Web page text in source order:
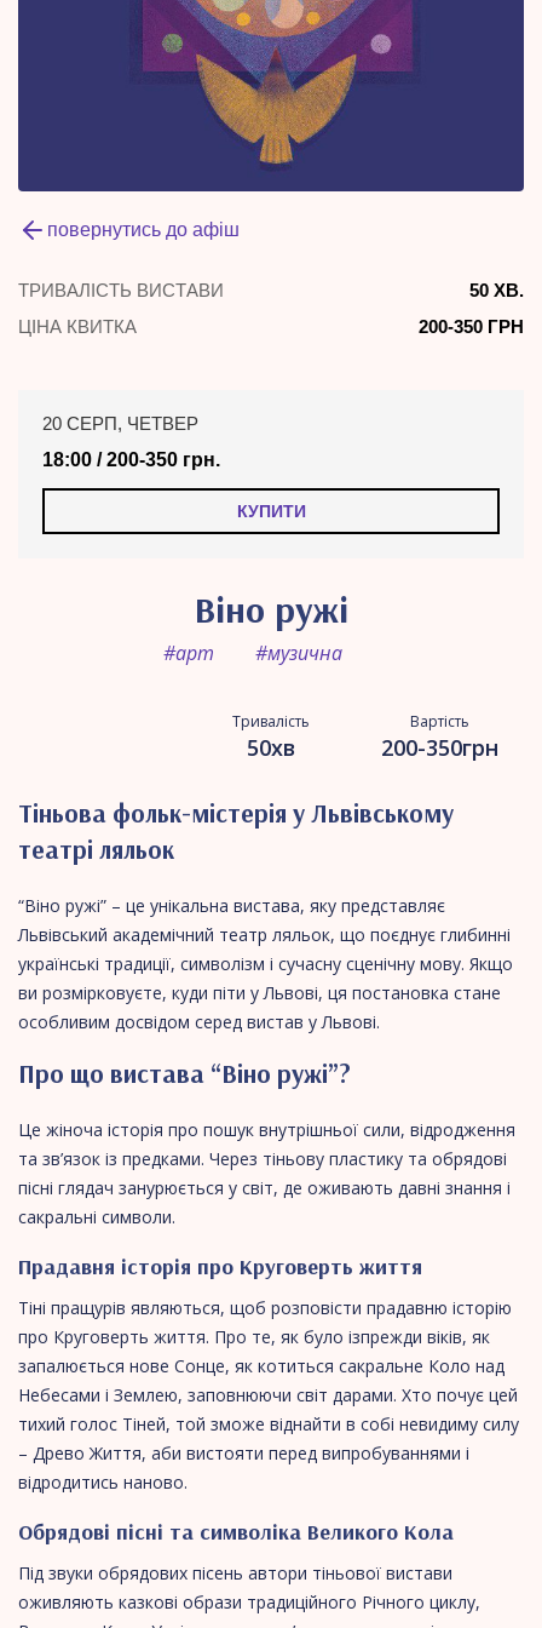
повернутись до афіш
ТРИВАЛІСТЬ ВИСТАВИ
50 ХВ.
ЦІНА КВИТКА
200-350 ГРН
20 СЕРП, ЧЕТВЕР
18:00 / 200-350 грн.
КУПИТИ
Віно ружі
#арт #музична
Тривалість
50хв
Вартість
200-350грн
Тіньова фольк-містерія у Львівському
театрі ляльок
“Віно ружі” – це унікальна вистава, яку представляє
Львівський академічний театр ляльок, що поєднує глибинні
українські традиції, символізм і сучасну сценічну мову. Якщо
ви розмірковуєте, куди піти у Львові, ця постановка стане
особливим досвідом серед вистав у Львові.
Про що вистава “Віно ружі”?
Це жіноча історія про пошук внутрішньої сили, відродження
та зв’язок із предками. Через тіньову пластику та обрядові
пісні глядач занурюється у світ, де оживають давні знання і
сакральні символи.
Прадавня історія про Круговерть життя
Тіні пращурів являються, щоб розповісти прадавню історію
про Круговерть життя. Про те, як було ізпрежди віків, як
запалюється нове Сонце, як котиться сакральне Коло над
Небесами і Землею, заповнюючи світ дарами. Хто почує цей
тихий голос Тіней, той зможе віднайти в собі невидиму силу
– Древо Життя, аби вистояти перед випробуваннями і
відродитись наново.
Обрядові пісні та символіка Великого Кола
Під звуки обрядових пісень автори тіньової вистави
оживляють казкові образи традиційного Річного циклу,